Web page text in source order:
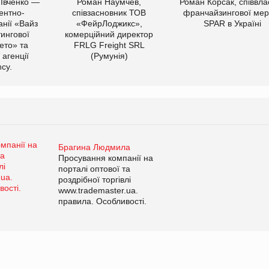
«Вайз
та
співзасновник ТОВ
«ФейрЛоджикс»,
комерційний директор
FRLG Freight SRL
(Румунія)
франчайзингової
SPAR в Україні
Брагина Людмила
Просування компанії на
порталі оптової та
роздрібної торгівлі
www.trademaster.ua.
правила. Особливості.